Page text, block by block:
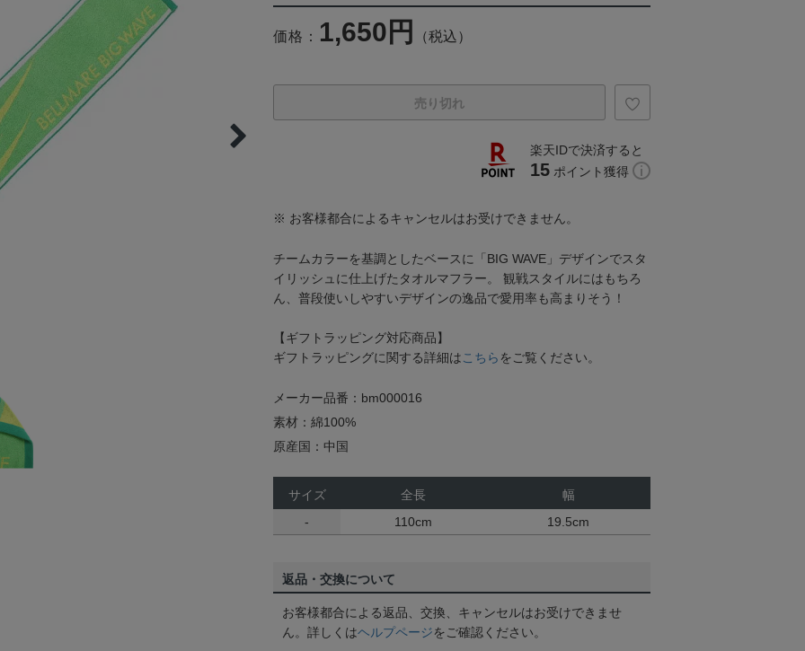
価格： 1,650円 （税込）
売り切れ
楽天IDで決済すると
15 ポイント獲得
※ お客様都合によるキャンセルはお受けできません。
チームカラーを基調としたベースに「BIG WAVE」デザインでスタ
イリッシュに仕上げたタオルマフラー。 観戦スタイルにはもちろ
ん、普段使いしやすいデザインの逸品で愛用率も高まりそう！
【ギフトラッピング対応商品】
ギフトラッピングに関する詳細は こちら をご覧ください。
メーカー品番：bm000016
素材：綿100%
原産国：中国
サイズ 全長
幅
-
110cm 19.5cm
返品・交換について
お客様都合による返品、交換、キャンセルはお受けできませ
ん。詳しくはヘルプページをご確認ください。